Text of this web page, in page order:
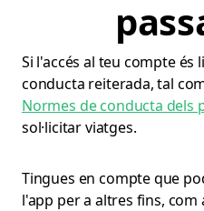
Si l'accés al teu compte
conducta reiterada, tal
Normes de conducta dels
sol·licitar viatges.
Tingues en compte que
l'app per a altres fins, com